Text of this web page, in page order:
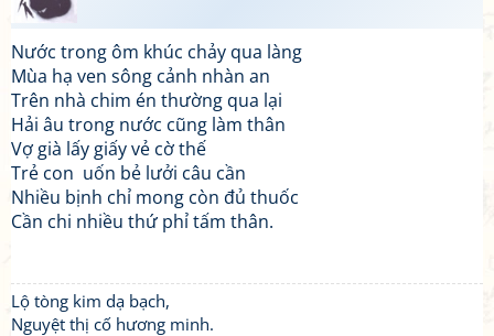
Nước trong ôm khúc chảy qua làng
Mùa hạ ven sông cảnh nhàn an
Trên nhà chim én thường qua lại
Hải âu trong nước cũng làm thân
Vợ già lấy giấy vẻ cờ thế
Trẻ con uốn bẻ lưởi câu cần
Nhiều bịnh chỉ mong còn đủ thuốc
Cần chi nhiều thứ phỉ tấm thân.
Lộ tòng kim dạ bạch,
Nguyệt thị cố hương minh.